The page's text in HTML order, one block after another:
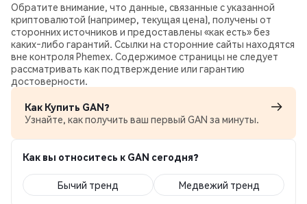
Обратите внимание, что данные, связанные с указанной
криптовалютой (например, текущая цена), получены от
сторонних источников и предоставлены «как есть» без
каких‑либо гарантий. Ссылки на сторонние сайты находятся
вне контроля Phemex. Содержимое страницы не следует
рассматривать как подтверждение или гарантию
достоверности.
Как Купить GAN?
Узнайте, как получить ваш первый GAN за минуты.
Как вы относитесь к GAN сегодня?
Бычий тренд Медвежий тренд